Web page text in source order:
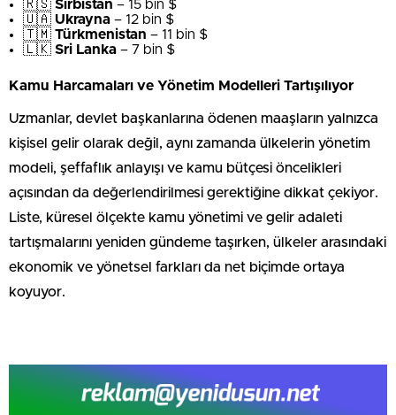
🇷🇸 Sırbistan – 15 bin $
🇺🇦 Ukrayna – 12 bin $
🇹🇲 Türkmenistan – 11 bin $
🇱🇰 Sri Lanka – 7 bin $
Kamu Harcamaları ve Yönetim Modelleri Tartışılıyor
Uzmanlar, devlet başkanlarına ödenen maaşların yalnızca
kişisel gelir olarak değil, aynı zamanda ülkelerin yönetim
modeli, şeffaflık anlayışı ve kamu bütçesi öncelikleri
açısından da değerlendirilmesi gerektiğine dikkat çekiyor.
Liste, küresel ölçekte kamu yönetimi ve gelir adaleti
tartışmalarını yeniden gündeme taşırken, ülkeler arasındaki
ekonomik ve yönetsel farkları da net biçimde ortaya
koyuyor.